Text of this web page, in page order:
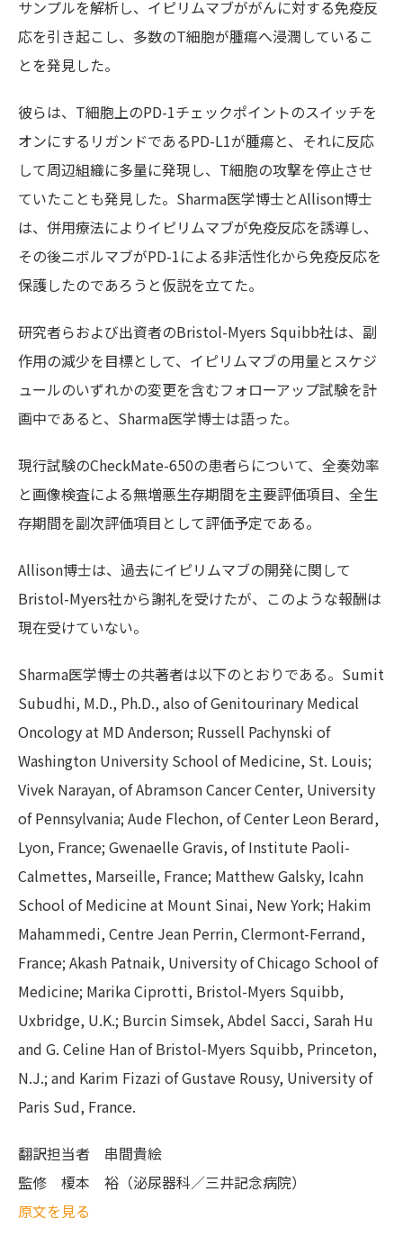
サンプルを解析し、イピリムマブががんに対する免疫反
応を引き起こし、多数のT細胞が腫瘍へ浸潤しているこ
とを発見した。
彼らは、T細胞上のPD-1チェックポイントのスイッチを
オンにするリガンドであるPD-L1が腫瘍と、それに反応
して周辺組織に多量に発現し、T細胞の攻撃を停止させ
ていたことも発見した。Sharma医学博士とAllison博士
は、併用療法によりイピリムマブが免疫反応を誘導し、
その後ニボルマブがPD-1による非活性化から免疫反応を
保護したのであろうと仮説を立てた。
研究者らおよび出資者のBristol-Myers Squibb社は、副
作用の減少を目標として、イピリムマブの用量とスケジ
ュールのいずれかの変更を含むフォローアップ試験を計
画中であると、Sharma医学博士は語った。
現行試験のCheckMate-650の患者らについて、全奏効率
と画像検査による無増悪生存期間を主要評価項目、全生
存期間を副次評価項目として評価予定である。
Allison博士は、過去にイピリムマブの開発に関して
Bristol-Myers社から謝礼を受けたが、このような報酬は
現在受けていない。
Sharma医学博士の共著者は以下のとおりである。Sumit
Subudhi, M.D., Ph.D., also of Genitourinary Medical
Oncology at MD Anderson; Russell Pachynski of
Washington University School of Medicine, St. Louis;
Vivek Narayan, of Abramson Cancer Center, University
of Pennsylvania; Aude Flechon, of Center Leon Berard,
Lyon, France; Gwenaelle Gravis, of Institute Paoli-
Calmettes, Marseille, France; Matthew Galsky, Icahn
School of Medicine at Mount Sinai, New York; Hakim
Mahammedi, Centre Jean Perrin, Clermont-Ferrand,
France; Akash Patnaik, University of Chicago School of
Medicine; Marika Ciprotti, Bristol-Myers Squibb,
Uxbridge, U.K.; Burcin Simsek, Abdel Sacci, Sarah Hu
and G. Celine Han of Bristol-Myers Squibb, Princeton,
N.J.; and Karim Fizazi of Gustave Rousy, University of
Paris Sud, France.
翻訳担当者 串間貴絵
監修 榎本 裕（泌尿器科／三井記念病院）
原文を見る